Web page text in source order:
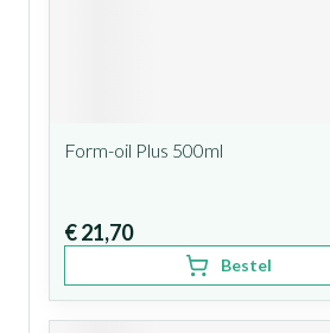
Form-oil Plus 500ml
€ 21,70
Bestel